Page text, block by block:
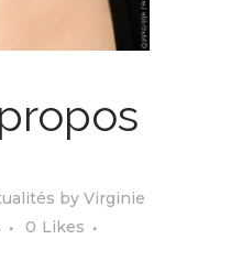
by Virginie
0 Likes